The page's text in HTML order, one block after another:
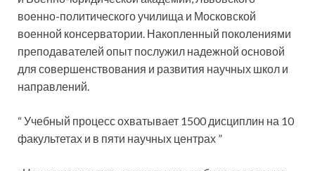
военно-политического училища и Московской
военной консерватории. Накопленный поколениями
преподавателей опыт послужил надежной основой
для совершенствования и развития научных школ и
направлений.
“ Учебный процесс охватывает 1500 дисциплин на 10
факультетах и в пяти научных центрах ”